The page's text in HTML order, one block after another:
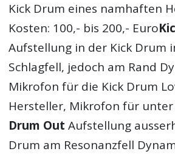
Kick Drum eines namhaften
Kosten: 100,- bis 200,- Euro
Aufstellung in der Kick Drum
Schlagfell, jedoch am Rand
Mikrofon für die Kick Drum
Hersteller, Mikrofon für unter
Drum Out Aufstellung
Drum am Resonanzfell